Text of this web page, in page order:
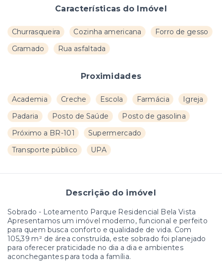
Características do Imóvel
Churrasqueira Cozinha americana
Forro de gesso
Gramado
Rua asfaltada
Proximidades
Academia Creche Escola Farmácia
Igreja
Padaria
Posto de Saúde
Posto de gasolina
Próximo a BR-101
Supermercado
Transporte público
UPA
Descrição do imóvel
Sobrado - Loteamento Parque Residencial Bela Vista
Apresentamos um imóvel moderno, funcional e perfeito
para quem busca conforto e qualidade de vida. Com
105,39 m² de área construída, este sobrado foi planejado
para oferecer praticidade no dia a dia e ambientes
aconchegantes para toda a família.